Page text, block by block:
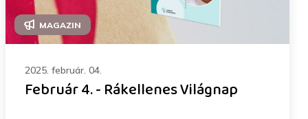
MAGAZIN
2025. február. 04.
Február 4. - Rákellenes Világnap